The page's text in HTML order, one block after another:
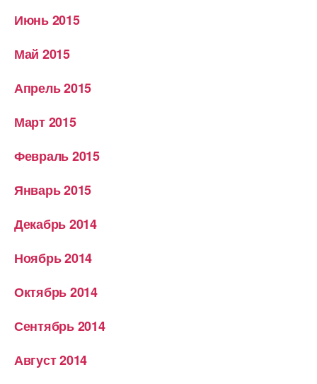
Июнь 2015
Май 2015
Апрель 2015
Март 2015
Февраль 2015
Январь 2015
Декабрь 2014
Ноябрь 2014
Октябрь 2014
Сентябрь 2014
Август 2014